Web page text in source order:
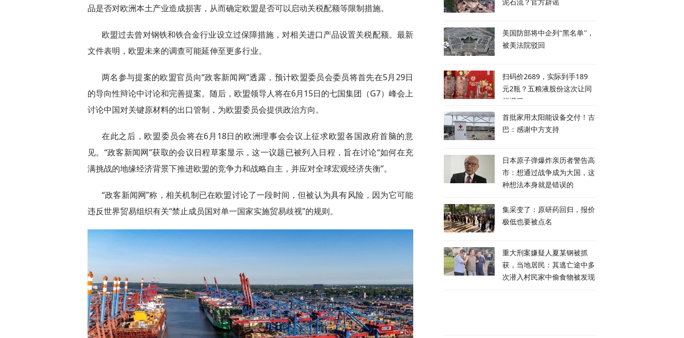
品是否对欧洲本土产业造成损害，从而确定欧盟是否可以启动关税配额等限制措施。
欧盟过去曾对钢铁和铁合金行业设立过保障措施，对相关进口产品设置关税配额。最新
文件表明，欧盟未来的调查可能延伸至更多行业。
两名参与提案的欧盟官员向“政客新闻网”透露，预计欧盟委员会委员将首先在5月29日
的导向性辩论中讨论和完善提案。随后，欧盟领导人将在6月15日的七国集团（G7）峰会上
讨论中国对关键原材料的出口管制，为欧盟委员会提供政治方向。
在此之后，欧盟委员会将在6月18日的欧洲理事会会议上征求欧盟各国政府首脑的意
见。“政客新闻网”获取的会议日程草案显示，这一议题已被列入日程，旨在讨论“如何在充
满挑战的地缘经济背景下推进欧盟的竞争力和战略自主，并应对全球宏观经济失衡”。
“政客新闻网”称，相关机制已在欧盟讨论了一段时间，但被认为具有风险，因为它可能
违反世界贸易组织有关“禁止成员国对单一国家实施贸易歧视”的规则。
泥石流？官方辟谣
美国防部将中企列“黑名单”，
被美法院驳回
扫码价2689，实际到手189
元2瓶？五粮液股份这次让同
行慌了
首批家用太阳能设备交付！古
巴：感谢中方支持
日本原子弹爆炸亲历者警告高
市：想通过战争成为大国，这
种想法本身就是错误的
集采变了：原研药回归，报价
极低也要被点名
重大刑案嫌疑人夏某钢被抓
获，当地居民：其逃亡途中多
次潜入村民家中偷食物被发现